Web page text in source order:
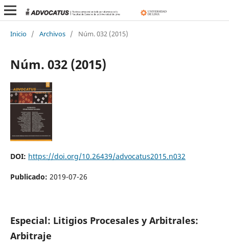
Inicio / Archivos / Núm. 032 (2015)
Núm. 032 (2015)
DOI: https://doi.org/10.26439/advocatus2015.n032
Publicado: 2019-07-26
Especial: Litigios Procesales y Arbitrales:
Arbitraje